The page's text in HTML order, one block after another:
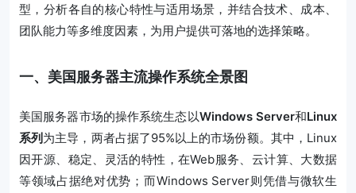
型，分析各自的核心特性与适用场景，并结合技术、成本、
团队能力等多维度因素，为用户提供可落地的选择策略。
一、美国服务器主流操作系统全景图
美国服务器市场的操作系统生态以Windows Server和Linux
系列为主导，两者占据了95%以上的市场份额。其中，Linux
因开源、稳定、灵活的特性，在Web服务、云计算、大数据
等领域占据绝对优势；而Windows Server则凭借与微软生